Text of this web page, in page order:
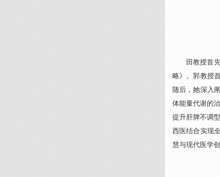
田教授首
略》。郭教授
随后，她深入
体能量代谢的
提升肝脾不调
西医结合实现
慧与现代医学